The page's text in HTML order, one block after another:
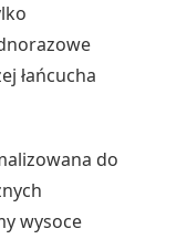
łańcucha
do
wysoce